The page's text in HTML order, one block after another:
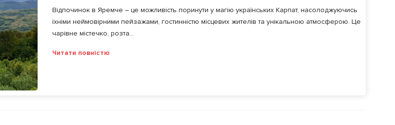
Відпочинок в Яремче – це можливість поринути у магію українських Карпат, насолоджуючись
їхніми неймовірними пейзажами, гостинністю місцевих жителів та унікальною атмосферою. Це
чарівне містечко, розта...
Читати повністю